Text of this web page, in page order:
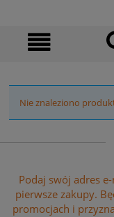
Nie znaleziono
Podaj swój adres
pierwsze zakupy.
promocjach i